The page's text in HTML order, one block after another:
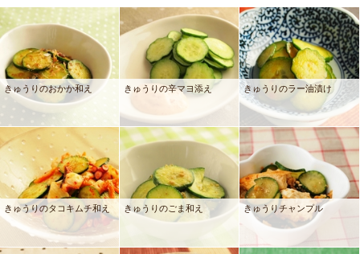
きゅうりのおかか和え きゅうりの辛マヨ添え きゅうりのラー油漬け
きゅうりのタコキムチ和え きゅうりのごま和え きゅうりチャンプル